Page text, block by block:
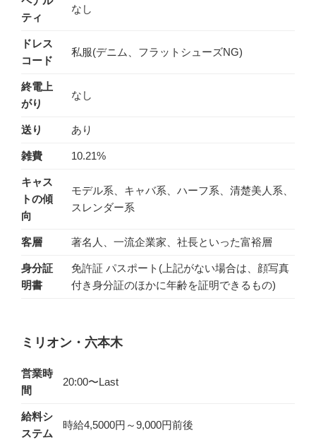
ティ
なし
ドレス
コード
私服(デニム、フラットシューズNG)
終電上
がり
なし
送り あり
雑費 10.21%
キャス
トの傾
向
モデル系、キャバ系、ハーフ系、清楚美人系、
スレンダー系
客層 著名人、一流企業家、社長といった富裕層
身分証
明書
免許証 パスポート(上記がない場合は、顔写真
付き身分証のほかに年齢を証明できるもの)
ミリオン・六本木
営業時
間
20:00〜Last
給料シ
ステム
時給4,5000円～9,000円前後